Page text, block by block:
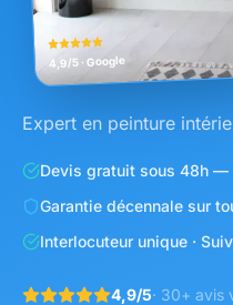
4,9/5 · Google
Expert en peinture
Devis gratuit sous 48h —
Garantie décennale sur
Interlocuteur unique ·
4,9/5· 30+ avis